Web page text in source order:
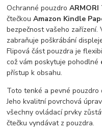
Ochranné pouzdro
čtečkouAmazon Kindle
bezpečnost vašeho zařízení.
zabraňuje poškrábání
Flipová část pouzdra je
což vám poskytuje pohodlné
přístup k obsahu.
Toto tenké a pevné pouzdro
Jeho kvalitní povrchová
všechny ovládací prvky
čtečku vyndávat z pouzdra.